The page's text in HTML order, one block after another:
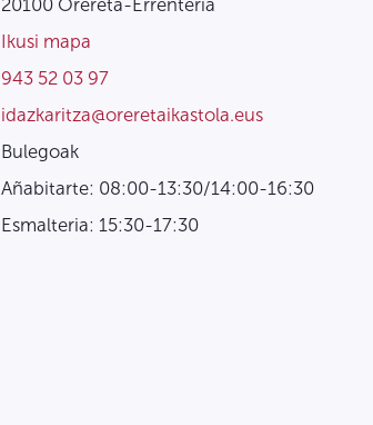
Ikusi mapa
943 52 03 97
idazkaritza@oreretaikastola.eus
Bulegoak
Añabitarte: 08:00-13:30/14:00-16:30
Esmalteria: 15:30-17:30